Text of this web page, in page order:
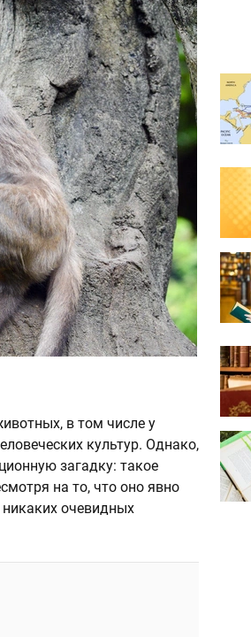
в том числе у
культур. Однако,
загадку: такое
на то, что оно явно
очевидных